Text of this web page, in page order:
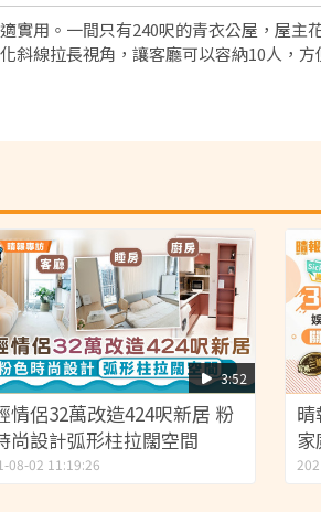
實用。一間只有240呎的青衣公屋，屋
斜線拉長視角，讓客廳可以容納10人，方
3:52
情侶32萬改造424呎新居 粉
尚設計弧形柱拉闊空間
08-02 11:19:26
晴